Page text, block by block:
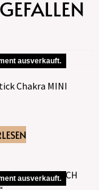
ausverkauft.
Chakra MINI
ausverkauft.